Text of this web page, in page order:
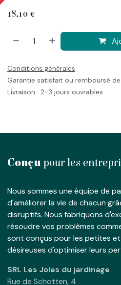
18,10 €
Conditions générales
Garantie satisfait ou remboursé
Livraison : 2-3 jours ouvrables
Conçu pour les
Nous sommes une équipe de
d'améliorer la vie de chacun
disruptifs. Nous fabriquons
résoudre vos problèmes
sont conçus pour les petites
désireuses d'optimiser leurs
SRL Les Joies du jardinage
Rue de Schotten, 4